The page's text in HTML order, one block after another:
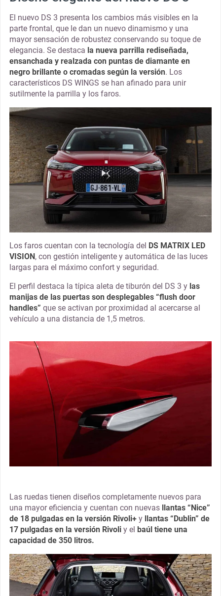
El nuevo DS 3 presenta los cambios más visibles en la
parte frontal, que le dan un nuevo dinamismo y una
mayor sensación de robustez conservando su toque de
elegancia. Se destaca la nueva parrilla rediseñada,
ensanchada y realzada con puntas de diamante en
negro brillante o cromadas según la versión. Los
característicos DS WINGS se han afinado para unir
sutilmente la parrilla y los faros.
Los faros cuentan con la tecnología del DS MATRIX LED
VISION, con gestión inteligente y automática de las luces
largas para el máximo confort y seguridad.
El perfil destaca la típica aleta de tiburón del DS 3 y las
manijas de las puertas son desplegables “flush door
handles” que se activan por proximidad al acercarse al
vehículo a una distancia de 1,5 metros.
Las ruedas tienen diseños completamente nuevos para
una mayor eficiencia y cuentan con nuevas llantas “Nice”
de 18 pulgadas en la versión Rivoli+y llantas “Dublin” de
17 pulgadas en la versión Rivoliy el baúl tiene una
capacidad de 350 litros.